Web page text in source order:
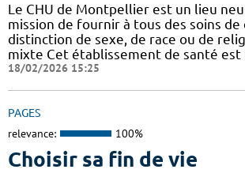
Le CHU de Montpellier est un lieu
mission de fournir à tous des soins de
distinction de sexe, de race ou de
mixte Cet établissement de santé est
18/02/2026 15:25
PAGES
relevance: 100%
Choisir sa fin de vie